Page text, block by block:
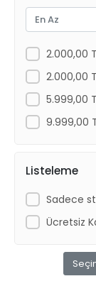
2.000,00
2.000,00
5.999,00
9.999,00
Listeleme
Sadece
Ücretsiz